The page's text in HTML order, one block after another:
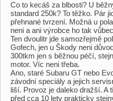
Co to kecáš za blbosti? U
standard 250k? To těžko. Pár
přehnané tvrzení. Možná u
neni a ani výrobce ho tak
Ten dvoulitr jde samozřejmě
Gofech, jen u Škody neni
300tkm jen s běžnou péčí,
motor. Víc neni třeba.
Ano, staré Subaru GT nebo
závodní speciály a jejich
liší. Provoz je daleko dražší. A
před cca 10 lety prakticky